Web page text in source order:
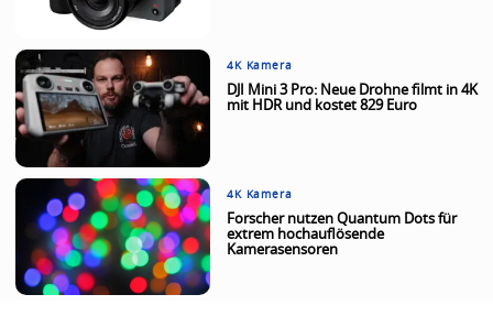
4K Kamera
DJI Mini 3 Pro: Neue Drohne filmt in 4K
mit HDR und kostet 829 Euro
4K Kamera
Forscher nutzen Quantum Dots für
extrem hochauflösende
Kamerasensoren